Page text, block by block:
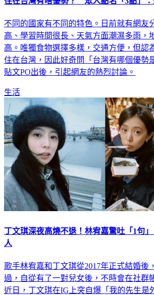
不同的國家有不同的特色。日前就有網友
高、學習時間很長、天氣方面潮濕多雨，
高。唯獨食物選擇多樣，交通方便，但認
住在台灣，因此好奇問「台灣有哪個優勢
貼文PO出後，引起網友的熱烈討論。
生活
丁文琪深夜高燒不退！林宥嘉驚吐「1句
人
歌手林宥嘉和丁文琪從2017年正式結婚後
過，自從有了一對兒女後，不時會在社群
近日，丁文琪在IG上突自爆「我的先生是